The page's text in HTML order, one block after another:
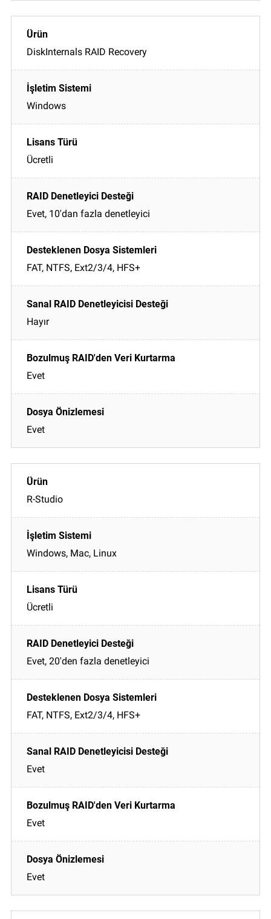
DiskInternals RAID Recovery
Windows
Ücretli
Evet, 10'dan fazla denetleyici
FAT, NTFS, Ext2/3/4, HFS+
Hayır
Evet
Evet
R-Studio
Windows, Mac, Linux
Ücretli
Evet, 20'den fazla denetleyici
FAT, NTFS, Ext2/3/4, HFS+
Evet
Evet
Evet